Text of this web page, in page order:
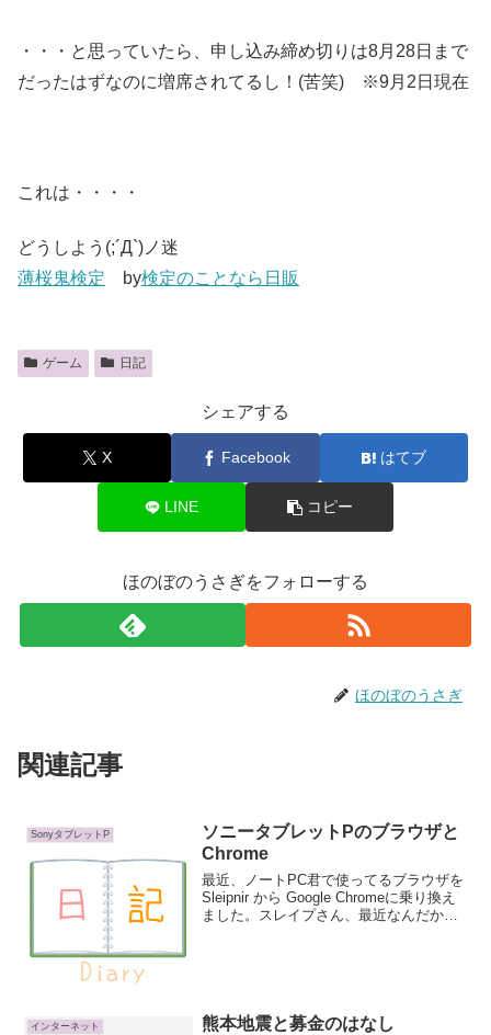
・・・と思っていたら、申し込み締め切りは8月28日まで
だったはずなのに増席されてるし！(苦笑) ※9月2日現在
これは・・・・
どうしよう(;´Д`)ノ迷
薄桜鬼検定 by検定のことなら日販
ゲーム 日記
シェアする
X Facebook はてブ
LINE コピー
ほのぼのうさぎをフォローする
ほのぼのうさぎ
関連記事
SonyタブレットP
ソニータブレットPのブラウザと
Chrome
最近、ノートPC君で使ってるブラウザを
Sleipnir から Google Chromeに乗り換え
ました。スレイプさん、最近なんだか重
インターネット 熊本地震と募金のはなし